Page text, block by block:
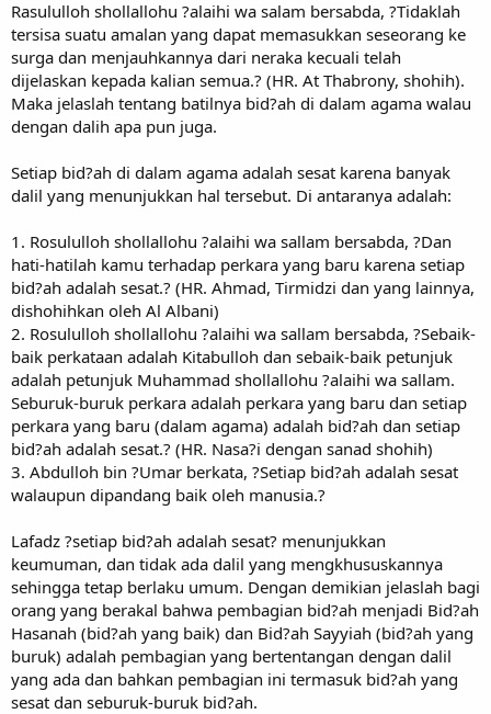
Rasululloh shollallohu ?alaihi wa salam bersabda, ?Tidaklah
tersisa suatu amalan yang dapat memasukkan seseorang ke
surga dan menjauhkannya dari neraka kecuali telah
dijelaskan kepada kalian semua.? (HR. At Thabrony, shohih).
Maka jelaslah tentang batilnya bid?ah di dalam agama walau
dengan dalih apa pun juga.
Setiap bid?ah di dalam agama adalah sesat karena banyak
dalil yang menunjukkan hal tersebut. Di antaranya adalah:
1. Rosululloh shollallohu ?alaihi wa sallam bersabda, ?Dan
hati-hatilah kamu terhadap perkara yang baru karena setiap
bid?ah adalah sesat.? (HR. Ahmad, Tirmidzi dan yang lainnya,
dishohihkan oleh Al Albani)
2. Rosululloh shollallohu ?alaihi wa sallam bersabda, ?Sebaik-
baik perkataan adalah Kitabulloh dan sebaik-baik petunjuk
adalah petunjuk Muhammad shollallohu ?alaihi wa sallam.
Seburuk-buruk perkara adalah perkara yang baru dan setiap
perkara yang baru (dalam agama) adalah bid?ah dan setiap
bid?ah adalah sesat.? (HR. Nasa?i dengan sanad shohih)
3. Abdulloh bin ?Umar berkata, ?Setiap bid?ah adalah sesat
walaupun dipandang baik oleh manusia.?
Lafadz ?setiap bid?ah adalah sesat? menunjukkan
keumuman, dan tidak ada dalil yang mengkhususkannya
sehingga tetap berlaku umum. Dengan demikian jelaslah bagi
orang yang berakal bahwa pembagian bid?ah menjadi Bid?ah
Hasanah (bid?ah yang baik) dan Bid?ah Sayyiah (bid?ah yang
buruk) adalah pembagian yang bertentangan dengan dalil
yang ada dan bahkan pembagian ini termasuk bid?ah yang
sesat dan seburuk-buruk bid?ah.